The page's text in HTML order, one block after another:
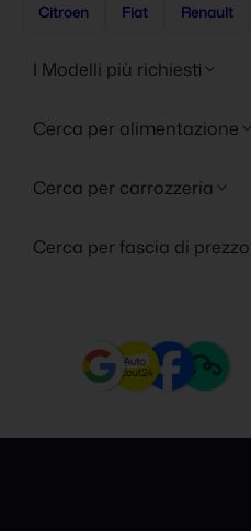
Citroen Fiat Renault
I Modelli più richiesti
Cerca per alimentazione
Cerca per carrozzeria
Cerca per fascia di prezzo